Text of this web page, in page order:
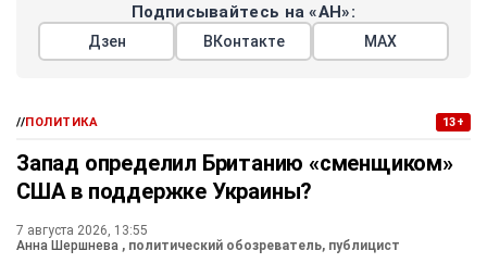
Подписывайтесь на «АН»:
Дзен ВКонтакте МАХ
//ПОЛИТИКА 13+
Запад определил Британию «сменщиком»
США в поддержке Украины?
7 августа 2026, 13:55
Анна Шершнева , политический обозреватель, публицист